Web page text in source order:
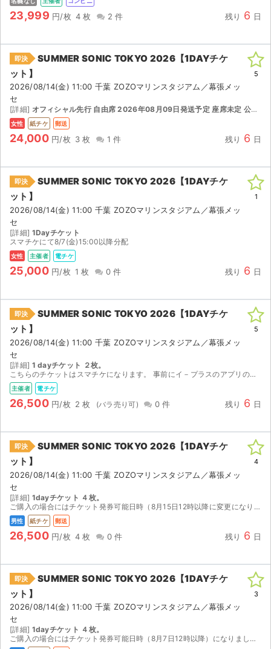
23,999 円/枚 4 枚 2 件 残り 6 日
即決
SUMMER SONIC TOKYO 2026【1DAYチケ
ット】
2026/08/14(金) 11:00 千葉 ZOZOマリンスタジアム／幕張メッ
セ
[詳細] オフィシャル先行 自由席 2026年08月09日発送予定 座席未定 公演日の1週間前発送予定
女性 紙チケ 郵送
24,000 円/枚 3 枚 1 件 残り 6 日
5
即決
SUMMER SONIC TOKYO 2026【1DAYチケ
ット】
2026/08/14(金) 11:00 千葉 ZOZOマリンスタジアム／幕張メッ
セ
[詳細] 1Dayチケット
スマチケにて8/7(金)15:00以降分配
女性 主催者 電チケ
25,000 円/枚 1 枚 0 件 残り 6 日
1
即決
SUMMER SONIC TOKYO 2026【1DAYチケ
ット】
2026/08/14(金) 11:00 千葉 ZOZOマリンスタジアム／幕張メッ
セ
[詳細] 1 dayチケット ２枚。
こちらのチケットはスマチケになります。 事前にイ－プラスのアプリのインストールをお済ませください。 ご購入の場合にはイ－プラスのアプリに登録済みのメ－ルアドレス（複数枚ご購入の場合には複数人分...
主催者 電チケ
26,500 円/枚 2 枚 0 件 残り 6 日
5
即決
SUMMER SONIC TOKYO 2026【1DAYチケ
ット】
2026/08/14(金) 11:00 千葉 ZOZOマリンスタジアム／幕張メッ
セ
[詳細] 1dayチケット ４枚。
ご購入の場合にはチケット発券可能日時（8月15日12時以降に変更になりました。）になりましたら、レターパックプラス（速達扱い）にて発送させていただきます。通常、発送日の翌日には到着いたします。 ...
男性 紙チケ 郵送
26,500 円/枚 4 枚 0 件 残り 6 日
4
即決
SUMMER SONIC TOKYO 2026【1DAYチケ
ット】
2026/08/14(金) 11:00 千葉 ZOZOマリンスタジアム／幕張メッ
セ
[詳細] 1dayチケット ４枚。
ご購入の場合にはチケット発券可能日時（8月7日12時以降）になりましたら、レターパックプラス（速達扱い）にて発送させていただきます。通常、発送日の翌日には到着いたします。 サマソニは雨天決行、...
3